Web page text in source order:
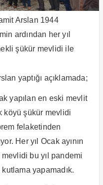
Arslan 1944
ardından her yıl
şükür mevlidi ile
yaptığı açıklamada;
yapılan en eski mevlit
köyü şükür mevlidi
felaketinden
Her yıl Ocak ayının
bu yıl pandemi
yapamadık.